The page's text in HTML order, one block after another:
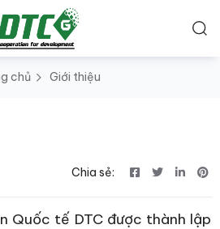
chủ Giới thiệu
Chia sẻ:
tế DTC được thành lập